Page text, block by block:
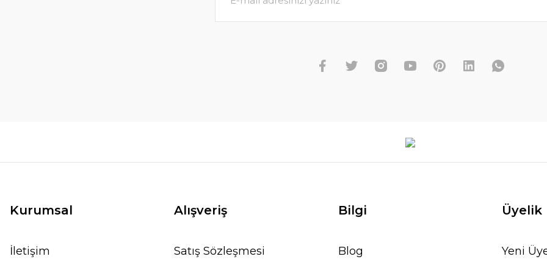
Kurumsal
İletişim
Alışveriş
Satış Sözleşmesi
Bilgi
Blog
Üyelik
Yeni